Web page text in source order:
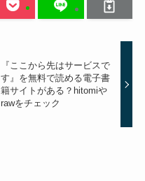
『ここから先はサービスで
す』を無料で読める電子書
籍サイトがある？hitomiや
rawをチェック